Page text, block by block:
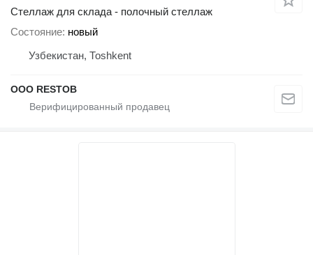
Стеллаж для склада - полочный стеллаж
Состояние новый
Узбекистан, Тоshkent
OOO RESTOB